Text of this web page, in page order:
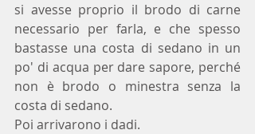
si avesse proprio il brodo di carne
necessario per farla, e che spesso
bastasse una costa di sedano in un
po' di acqua per dare sapore, perché
non è brodo o minestra senza la
costa di sedano.
Poi arrivarono i dadi.